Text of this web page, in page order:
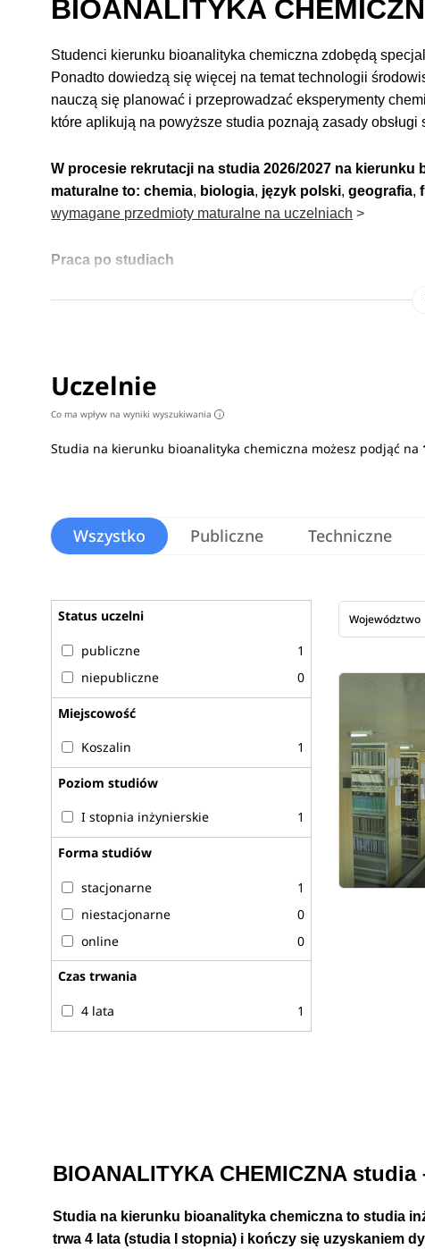
BIOANALITYKA
Studenci kierunku bioanalityka chemiczna zdobędą
Ponadto dowiedzą się więcej na temat technologii
nauczą się planować i przeprowadzać eksperymenty
które aplikują na powyższe studia poznają zasady
W procesie rekrutacji na studia 2026/2027 na kierunku
maturalne to: chemia, biologia, język polski,geografia,
wymagane przedmioty maturalne na uczelniach >
Praca po studiach
Absolwenci znają zatrudnienie w laboratoriach
Uczelnie
Co ma wpływ na wyniki wyszukiwania i
Studia na kierunku bioanalityka chemiczna możesz podjąć na
Wszystko Publiczne Techniczne
Województwo
Status uczelni
publiczne
1
niepubliczne
0
Miejscowość
Koszalin 1
Poziom studiów
I stopnia inżynierskie 1
Forma studiów
stacjonarne
1
niestacjonarne
0
online
0
Czas trwania
4 lata 1
BIOANALITYKA CHEMICZNA
Studia na kierunku bioanalityka chemiczna to studia
trwa 4 lata (studia I stopnia) i kończy się uzyskaniem